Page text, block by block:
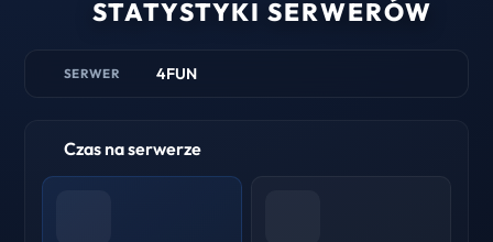
STATYSTYKI SERWERÓW
SERWER 4FUN
Czas na serwerze